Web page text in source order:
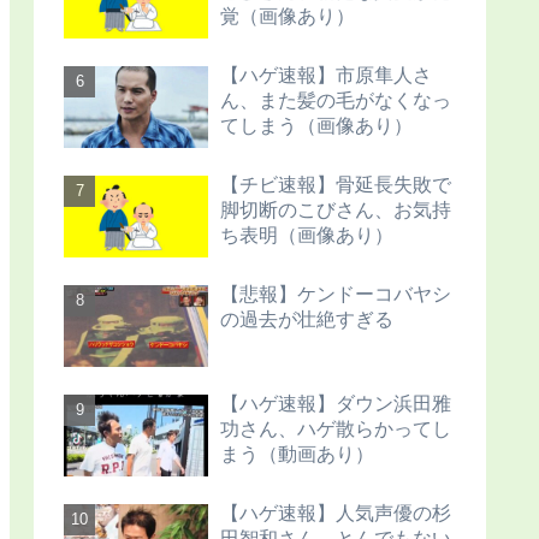
覚（画像あり）
【ハゲ速報】市原隼人さ
ん、また髪の毛がなくなっ
てしまう（画像あり）
【チビ速報】骨延長失敗で
脚切断のこびさん、お気持
ち表明（画像あり）
【悲報】ケンドーコバヤシ
の過去が壮絶すぎる
【ハゲ速報】ダウン浜田雅
功さん、ハゲ散らかってし
まう（動画あり）
【ハゲ速報】人気声優の杉